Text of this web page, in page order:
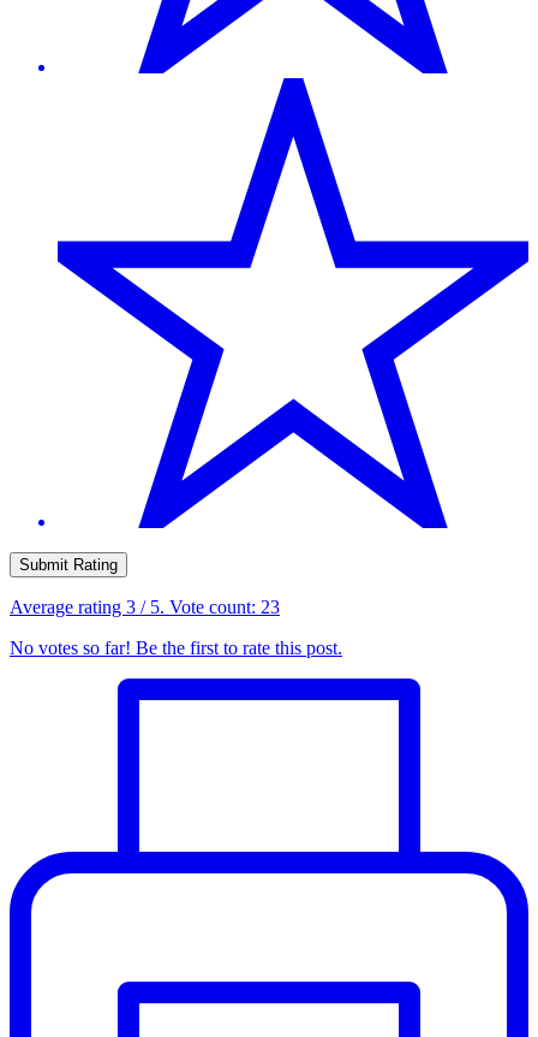
Submit Rating
Average rating 3 / 5. Vote count: 23
No votes so far! Be the first to rate this post.